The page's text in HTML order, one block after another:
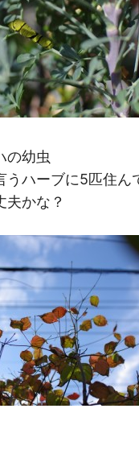
の幼虫
うハーブに5匹住ん
夫かな？